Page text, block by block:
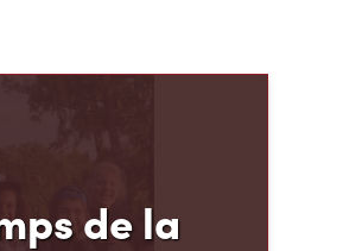
de la